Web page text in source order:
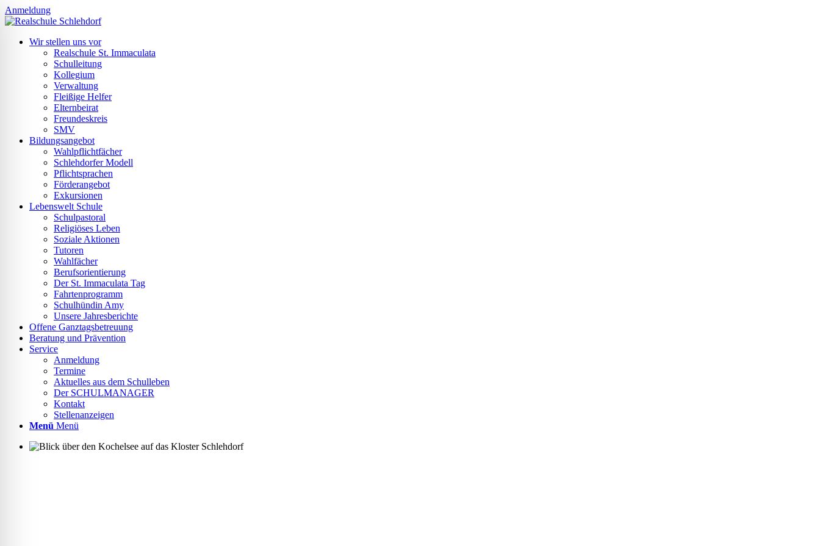
Anmeldung
Wir stellen uns vor
Realschule St. Immaculata
Schulleitung
Kollegium
Verwaltung
Fleißige Helfer
Elternbeirat
Freundeskreis
SMV
Bildungsangebot
Wahlpflichtfächer
Schlehdorfer Modell
Pflichtsprachen
Förderangebot
Exkursionen
Lebenswelt Schule
Schulpastoral
Religiöses Leben
Soziale Aktionen
Tutoren
Wahlfächer
Berufsorientierung
Der St. Immaculata Tag
Fahrtenprogramm
Schulhündin Amy
Unsere Jahresberichte
Offene Ganztagsbetreuung
Beratung und Prävention
Service
Anmeldung
Termine
Aktuelles aus dem Schulleben
Der SCHULMANAGER
Kontakt
Stellenanzeigen
Menü Menü
Modus
Profil
freundlicher Modus
Modus
sicherer Modus